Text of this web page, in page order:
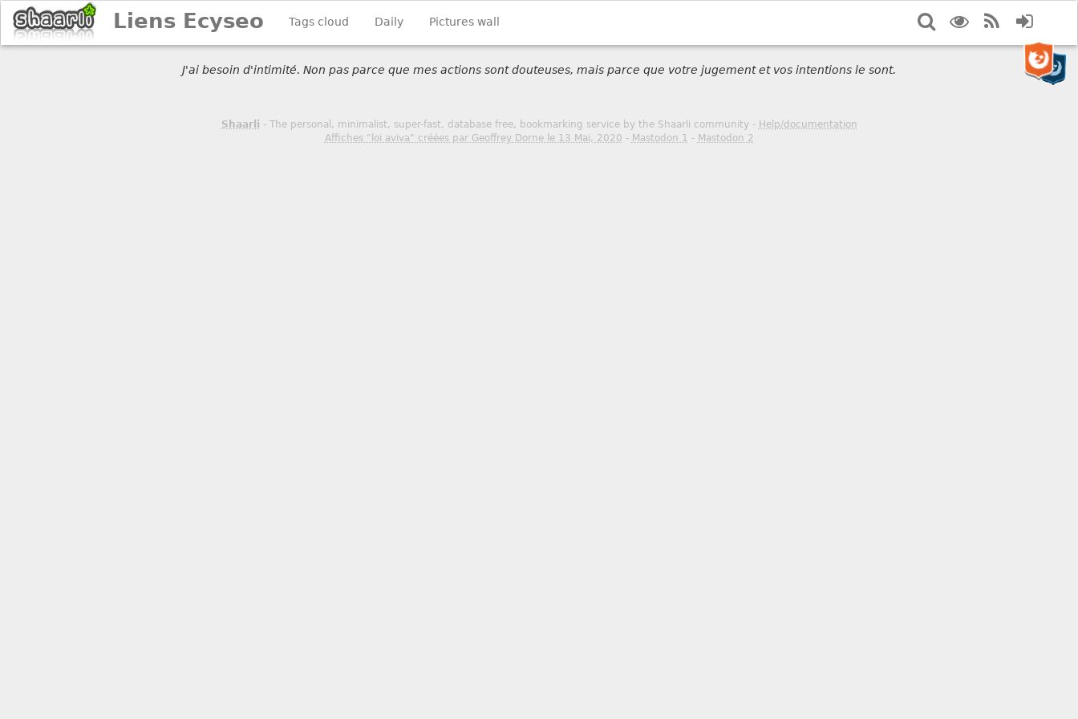
Liens Ecyseo Tags cloud Daily Pictures wall SearchDisplay
RSS
J'ai besoin d'intimité. Non pas parce que mes actions sont douteuses, mais parce que votre jugement et vos intentions le sont.
Shaarli - The personal, minimalist, super-fast, database free, bookmarking service by the Shaarli community - Help/documentation
Affiches "loi aviva" créées par Geoffrey Dorne le 13 Mai, 2020 - Mastodon 1 - Mastodon 2